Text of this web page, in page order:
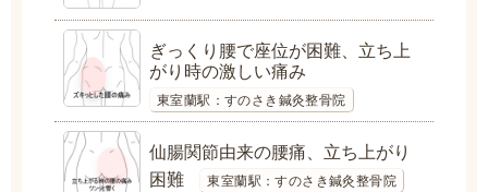
ぎっくり腰で座位が困難、立ち上
がり時の激しい痛み
東室蘭駅：すのさき鍼灸整骨院
仙腸関節由来の腰痛、立ち上がり
困難
東室蘭駅：すのさき鍼灸整骨院